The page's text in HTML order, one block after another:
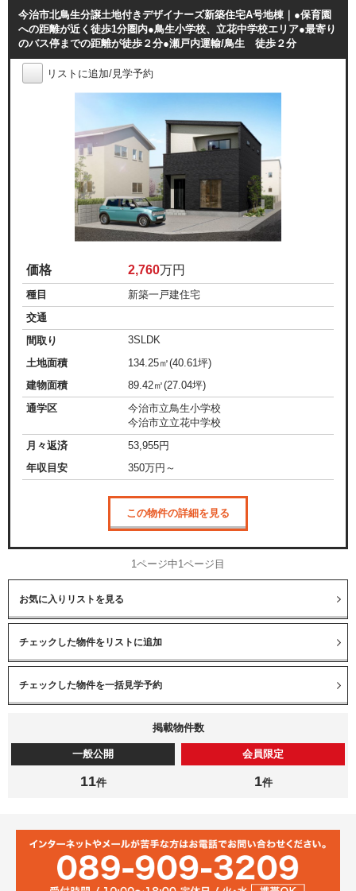
今治市北鳥生分譲土地付きデザイナーズ新築住宅A号地棟｜●保育園
への距離が近く徒歩1分圏内●鳥生小学校、立花中学校エリア●最寄り
のバス停までの距離が徒歩２分●瀬戸内運輸/鳥生 徒歩２分
リストに追加/見学予約
価格 2,760万円
種目
新築一戸建住宅
交通
間取り
3SLDK
土地面積
134.25㎡(40.61坪)
建物面積
89.42㎡(27.04坪)
通学区
今治市立鳥生小学校
今治市立立花中学校
月々返済
53,955円
年収目安
350万円～
この物件の詳細を見る
1ページ中1ページ目
お気に入りリストを見る
掲載物件数
一般公開
11件
会員限定
1件